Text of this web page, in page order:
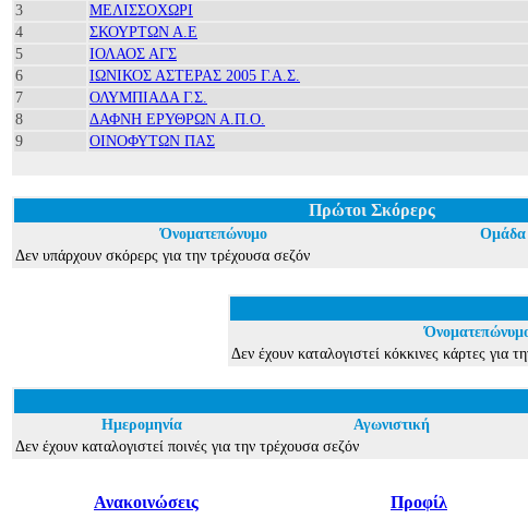
3
ΜΕΛΙΣΣΟΧΩΡΙ
4
ΣΚΟΥΡΤΩΝ Α.Ε
5
ΙΟΛΑΟΣ ΑΓΣ
6
ΙΩΝΙΚΟΣ ΑΣΤΕΡΑΣ 2005 Γ.Α.Σ.
7
ΟΛΥΜΠΙΑΔΑ Γ.Σ.
8
ΔΑΦΝΗ ΕΡΥΘΡΩΝ Α.Π.Ο.
9
ΟΙΝΟΦΥΤΩΝ ΠΑΣ
Πρώτοι Σκόρερς
Όνοματεπώνυμο Ομάδα
Δεν υπάρχουν σκόρερς για την τρέχουσα σεζόν
Δεν έχουν καταλογιστεί κόκκινες κάρτες για
Ημερομηνία Αγωνιστική
Δεν έχουν καταλογιστεί ποινές για την τρέχουσα σεζόν
Ανακοινώσεις Προφίλ